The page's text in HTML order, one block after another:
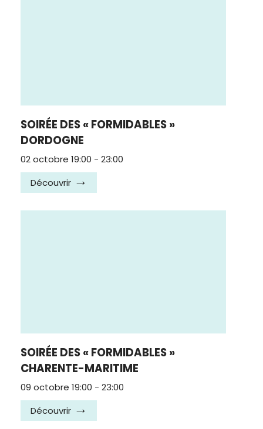
SOIRÉE DES « FORMIDABLES »
DORDOGNE
02 octobre 19:00 - 23:00
Découvrir
SOIRÉE DES « FORMIDABLES »
CHARENTE-MARITIME
09 octobre 19:00 - 23:00
Découvrir